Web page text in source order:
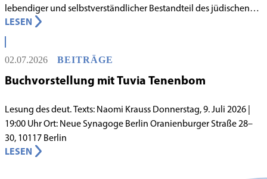
lebendiger und selbstverständlicher Bestandteil des jüdischen
Lebens in Berlin gilt, begann in den 1980er-Jahren unter
schwierigen Voraussetzungen. Vor dem Hintergrund eines
innergemeindlichen Wandels entstand bereits 1983 die Idee, eine
jüdische Grundschule zu gründen.
LESEN
02.07.2026 BEITRÄGE
Buchvorstellung mit Tuvia Tenenbom
Lesung des deut. Texts: Naomi Krauss Donnerstag, 9. Juli 2026 |
19:00 Uhr Ort: Neue Synagoge Berlin Oranienburger Straße 28–
30, 10117 Berlin
LESEN